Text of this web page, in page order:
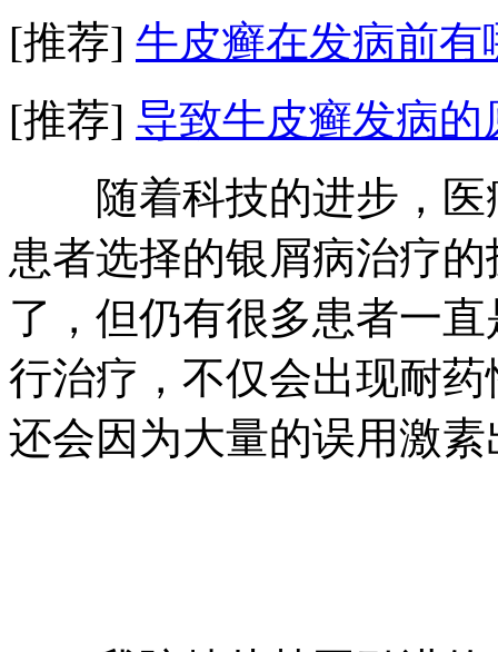
[推荐] 牛皮癣在发病前有
[推荐] 导致牛皮癣发病的
随着科技的进步，医
患者选择的银屑病治疗
了，但仍有很多患者一
行治疗，不仅会出现耐
还会因为大量的误用激